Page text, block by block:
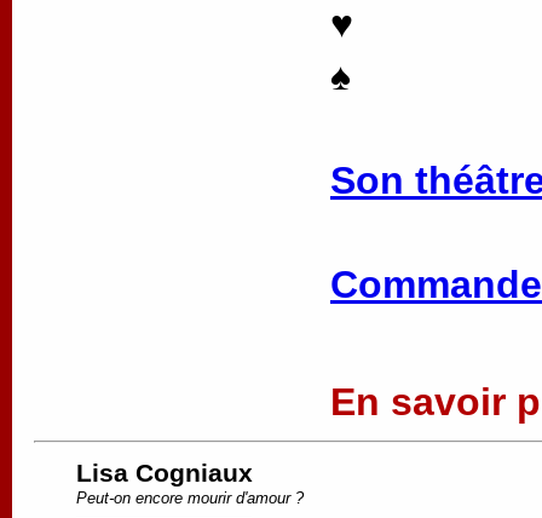
♥
♠
Son
En savoir
Lisa Cogniaux
Peut-on encore mourir d'amour ?